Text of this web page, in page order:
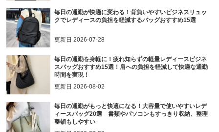
毎日の通勤が快適に変わる！背負いやすいビジネスリュッ
クでレディースの負担を軽減するバッグおすすめ15選
更新日2026-07-28
毎日の通勤を身軽に！疲れ知らずの軽量レディースビジネ
スバッグおすすめ15選！肩への負担を軽減して快適な通勤
時間を実現！
更新日2026-08-02
毎日の通勤がもっと快適になる！大容量で使いやすいレデ
ィースバッグ20選 書類やパソコンもすっきり収納、整理
整頓もしやすい